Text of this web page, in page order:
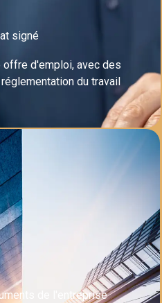
signé
d'emploi, avec des
du travail
de l'entreprise